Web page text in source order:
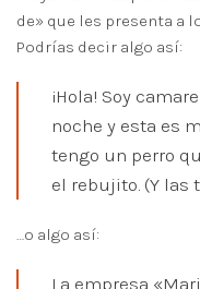
de» que les presenta a
Podrías decir algo así:
¡Hola! Soy
noche y esta es
tengo un perro
el rebujito. (Y las
…o algo así:
La empresa